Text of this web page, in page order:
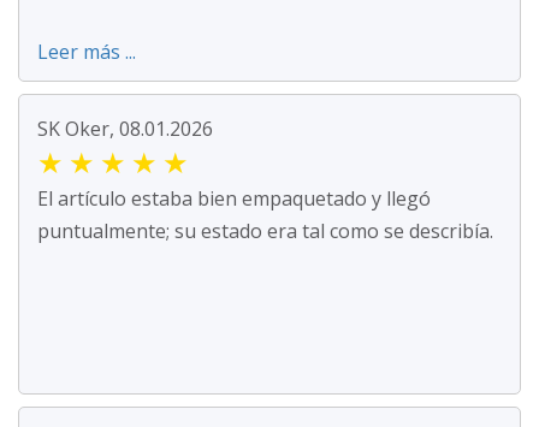
Leer más ...
SK Oker, 08.01.2026
★ ★ ★ ★ ★
El artículo estaba bien empaquetado y llegó
puntualmente; su estado era tal como se describía.